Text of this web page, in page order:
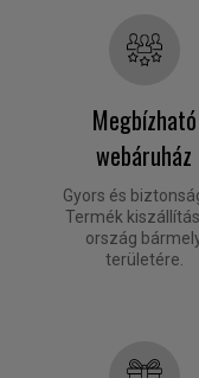
Megbízható
webáruház
Gyors és
Termék
ország
területére.